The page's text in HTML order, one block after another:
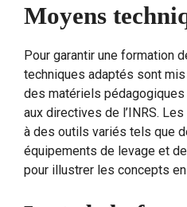
Moyens
Pour garantir une formation
techniques adaptés sont
des matériels
aux directives de l’INRS.
à des outils variés tels que
équipements de levage et
pour illustrer les concepts